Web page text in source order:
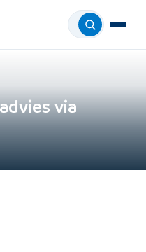
Menu
via